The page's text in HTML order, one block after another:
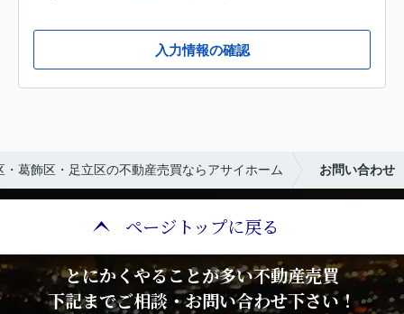
入力情報の確認
・葛飾区・足立区の不動産売買ならアサイホーム お問い合わせ
ページトップに戻る
とにかくやることが多い不動産売買
下記までご相談・お問い合わせ下さい！